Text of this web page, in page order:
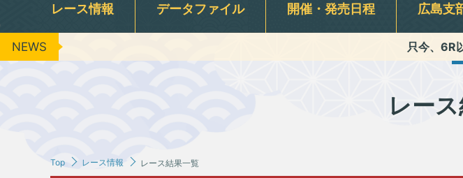
レース情報
出場予定選手一覧 レース展望
専属記者レース展望動画・
優出選手インタビュー動画
データファイル
競走水面・進入コース別情報 賞金ラン
開催・発売日程
宮島本場＆PALBOAT宮島
広島支
広島支部選手一覧 広島支部選手優勝情報 スター候補選手・新人
新着情報 場内イベント 公式
3Fくつろぎルームご利用案内&開
フロアガイド グルメガイド 指定席発売状況(
NEWS
只今、6R以
レー
Top レース情報 レース結果一覧